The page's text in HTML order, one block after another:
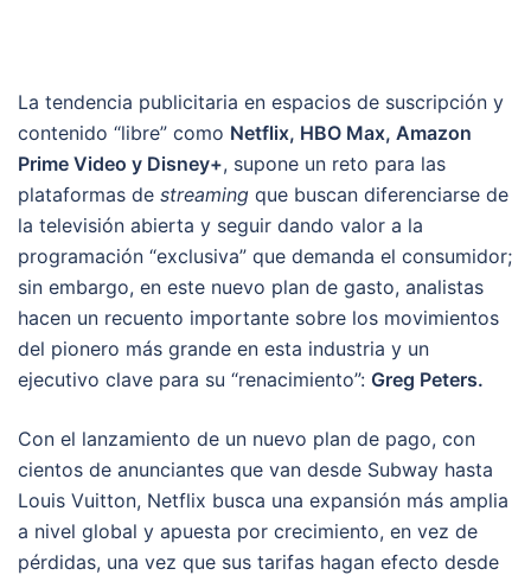
La tendencia publicitaria en espacios de suscripción y
contenido “libre” como Netflix, HBO Max, Amazon
Prime Video y Disney+, supone un reto para las
plataformas de streaming que buscan diferenciarse de
la televisión abierta y seguir dando valor a la
programación “exclusiva” que demanda el consumidor;
sin embargo, en este nuevo plan de gasto, analistas
hacen un recuento importante sobre los movimientos
del pionero más grande en esta industria y un
ejecutivo clave para su “renacimiento”: Greg Peters.
Con el lanzamiento de un nuevo plan de pago, con
cientos de anunciantes que van desde Subway hasta
Louis Vuitton, Netflix busca una expansión más amplia
a nivel global y apuesta por crecimiento, en vez de
pérdidas, una vez que sus tarifas hagan efecto desde